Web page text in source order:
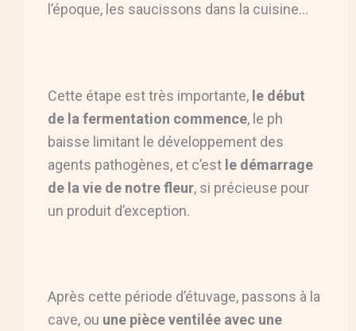
l’époque, les saucissons dans la cuisine…
Cette étape est très importante, le début
de la fermentation commence, le ph
baisse limitant le développement des
agents pathogènes, et c’est le démarrage
de la vie de notre fleur, si précieuse pour
un produit d’exception.
Après cette période d’étuvage, passons à la
cave, ou une pièce ventilée avec une